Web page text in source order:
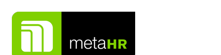
Inhalt
springen